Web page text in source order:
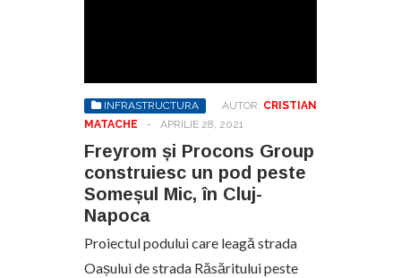
INFRASTRUCTURA AUTOR: CRISTIAN
MATACHE
- APRILIE 28, 2021
Freyrom și Procons Group
construiesc un pod peste
Someșul Mic, în Cluj-
Napoca
Proiectul podului care leagă strada
Oașului de strada Răsăritului peste